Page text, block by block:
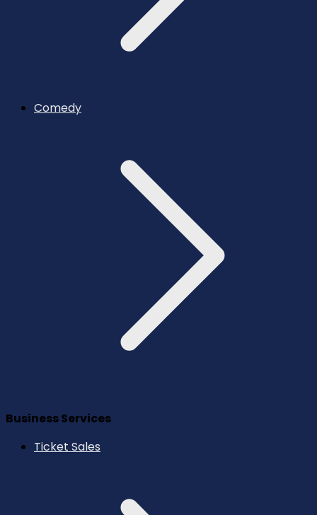
Comedy
Business Services
Ticket Sales